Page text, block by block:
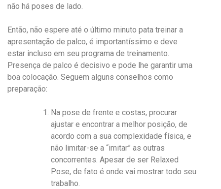
não há poses de lado.
Então, não espere até o último minuto pata treinar a
apresentação de palco, é importantíssimo e deve
estar incluso em seu programa de treinamento.
Presença de palco é decisivo e pode lhe garantir uma
boa colocação. Seguem alguns conselhos como
preparação:
Na pose de frente e costas, procurar
ajustar e encontrar a melhor posição, de
acordo com a sua complexidade física, e
não limitar-se a “imitar” as outras
concorrentes. Apesar de ser Relaxed
Pose, de fato é onde vai mostrar todo seu
trabalho.